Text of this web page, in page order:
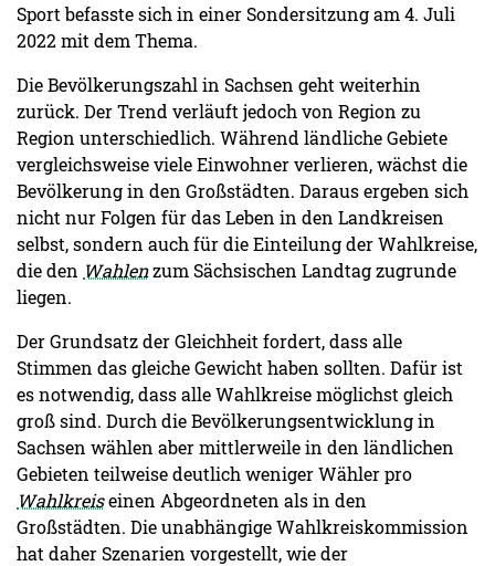
Sport befasste sich in einer Sondersitzung am 4. Juli
2022 mit dem Thema.
Die Bevölkerungszahl in Sachsen geht weiterhin
zurück. Der Trend verläuft jedoch von Region zu
Region unterschiedlich. Während ländliche Gebiete
vergleichsweise viele Einwohner verlieren, wächst die
Bevölkerung in den Großstädten. Daraus ergeben sich
nicht nur Folgen für das Leben in den Landkreisen
selbst, sondern auch für die Einteilung der Wahlkreise,
die den Wahlenzum Sächsischen Landtag zugrunde
liegen.
Der Grundsatz der Gleichheit fordert, dass alle
Stimmen das gleiche Gewicht haben sollten. Dafür ist
es notwendig, dass alle Wahlkreise möglichst gleich
groß sind. Durch die Bevölkerungsentwicklung in
Sachsen wählen aber mittlerweile in den ländlichen
Gebieten teilweise deutlich weniger Wähler pro
Wahlkreiseinen Abgeordneten als in den
Großstädten. Die unabhängige Wahlkreiskommission
hat daher Szenarien vorgestellt, wie der